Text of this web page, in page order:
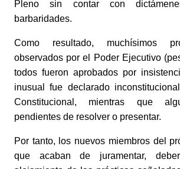
Pleno sin contar con
barbaridades.
Como resultado, muchísimos
observados por el Poder Ejecutivo
todos fueron aprobados por
inusual fue declarado
Constitucional, mientras que
pendientes de resolver o presentar.
Por tanto, los nuevos miembros del
que acaban de juramentar,